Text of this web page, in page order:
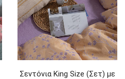
Σεντόνια King Size (Σετ) με